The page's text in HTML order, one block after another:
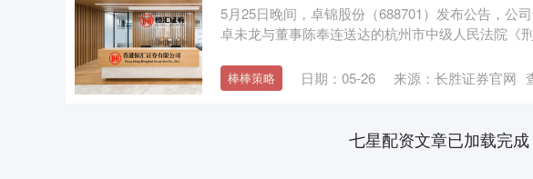
5月25日晚间，卓锦股份（688701）发布公告，公
卓未龙与董事陈奉连送达的杭州市中级人民法院《
棒棒策略 日期：05-26 来源：长胜证券官网
七星配资文章已加载完成